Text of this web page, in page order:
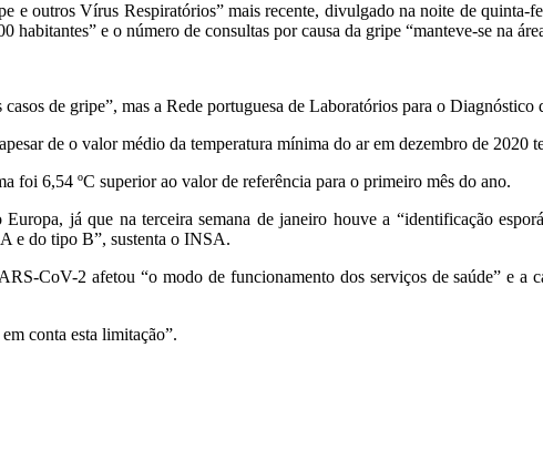
outros Vírus Respiratórios” mais recente, divulgado na noite de
e o número de consultas por causa da gripe “manteve-se na
de gripe”, mas a Rede portuguesa de Laboratórios para o
de o valor médio da temperatura mínima do ar em dezembro de 2020
foi 6,54 ºC superior ao valor de referência para o primeiro mês do ano.
já que na terceira semana de janeiro houve a “identificação
e do tipo B”, sustenta o INSA.
CoV-2 afetou “o modo de funcionamento dos serviços de saúde” e a
conta esta limitação”.